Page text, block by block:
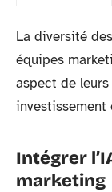
La diversité
équipes
aspect de
investissement
Intégrer
marketing